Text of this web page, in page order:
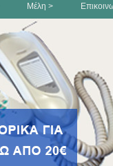
Μέλη >